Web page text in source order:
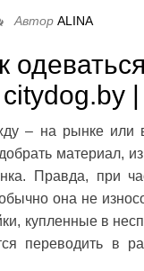
АвторALINA
– на рынке или
материал,
Правда, при
она не
купленные в
переводить в